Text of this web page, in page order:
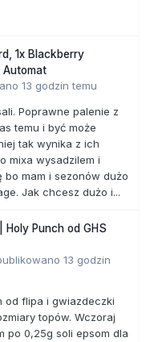
1x Blackberry
Automat
13 godzin temu
Poprawne palenie z
temu i być może
tak wynika z ich
mixa wysadzilem i
mam i sezonów dużo
Jak chcesz dużo i...
Punch od GHS
13 godzin
od flipa i gwiazdeczki
topów. Wczoraj
po 0,25g soli epsom dla